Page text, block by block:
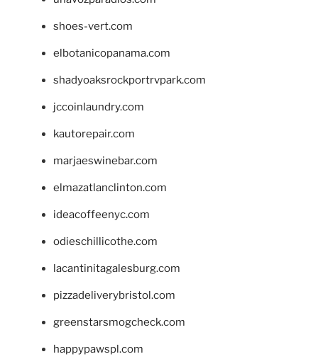
shoes-vert.com
elbotanicopanama.com
shadyoaksrockportrvpark.com
jccoinlaundry.com
kautorepair.com
marjaeswinebar.com
elmazatlanclinton.com
ideacoffeenyc.com
odieschillicothe.com
lacantinitagalesburg.com
pizzadeliverybristol.com
greenstarsmogcheck.com
happypawspl.com